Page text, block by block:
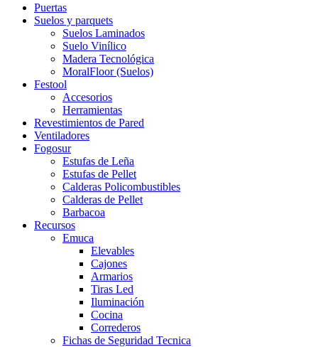
Puertas
Suelos y parquets
Suelos Laminados
Suelo Vinílico
Madera Tecnológica
MoralFloor (Suelos)
Festool
Accesorios
Herramientas
Revestimientos de Pared
Ventiladores
Fogosur
Estufas de Leña
Estufas de Pellet
Calderas Policombustibles
Calderas de Pellet
Barbacoa
Recursos
Emuca
Elevables
Cajones
Armarios
Tiras Led
Iluminación
Cocina
Correderos
Fichas de Seguridad Tecnica